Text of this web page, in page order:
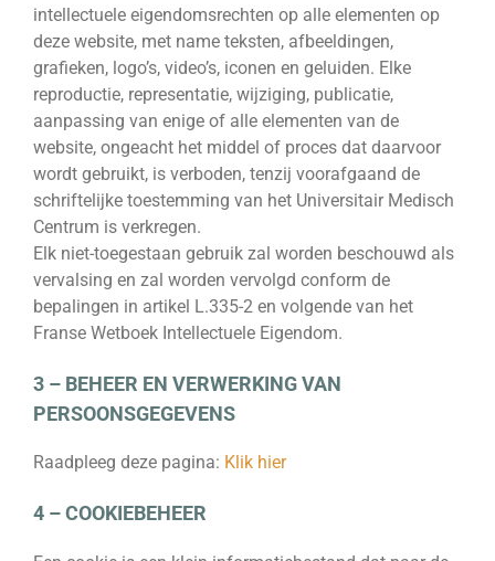
intellectuele eigendomsrechten op alle elementen op
deze website, met name teksten, afbeeldingen,
grafieken, logo’s, video’s, iconen en geluiden. Elke
reproductie, representatie, wijziging, publicatie,
aanpassing van enige of alle elementen van de
website, ongeacht het middel of proces dat daarvoor
wordt gebruikt, is verboden, tenzij voorafgaand de
schriftelijke toestemming van het Universitair Medisch
Centrum is verkregen.
Elk niet-toegestaan gebruik zal worden beschouwd als
vervalsing en zal worden vervolgd conform de
bepalingen in artikel L.335-2 en volgende van het
Franse Wetboek Intellectuele Eigendom.
3 – BEHEER EN VERWERKING VAN
PERSOONSGEGEVENS
Raadpleeg deze pagina: Klik hier
4 – COOKIEBEHEER